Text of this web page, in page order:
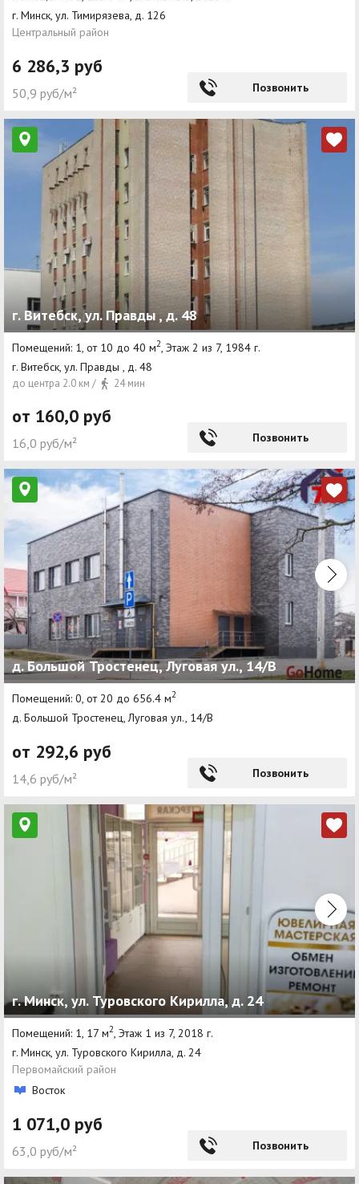
г. Минск, ул. Тимирязева, д. 126
Центральный район
6 286,3 руб
50,9 руб/м² Позвонить
г. Витебск, ул. Правды , д. 48
Помещений: 1, от 10 до 40 м2, Этаж 2 из 7, 1984 г.
г. Витебск, ул. Правды , д. 48
до центра 2.0 км / 24 мин
от 160,0 руб
16,0 руб/м² Позвонить
д. Большой Тростенец, Луговая ул., 14/В
Помещений: 0, от 20 до 656.4 м2
д. Большой Тростенец, Луговая ул., 14/В
от 292,6 руб
14,6 руб/м² Позвонить
г. Минск, ул. Туровского Кирилла, д. 24
Помещений: 1, 17 м2, Этаж 1 из 7, 2018 г.
г. Минск, ул. Туровского Кирилла, д. 24
Первомайский район
Восток
1 071,0 руб
63,0 руб/м² Позвонить